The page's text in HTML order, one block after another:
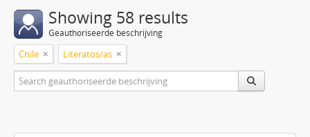
Showing 58 results
Geauthoriseerde beschrijving
Chile Literatos/as